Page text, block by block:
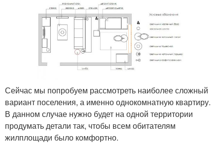
Сейчас мы попробуем рассмотреть наиболее сложный
вариант поселения, а именно однокомнатную квартиру.
В данном случае нужно будет на одной территории
продумать детали так, чтобы всем обитателям
жилплощади было комфортно.